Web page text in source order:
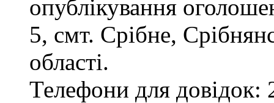
опублікування
5, смт. Срібне,
області.
Телефони для